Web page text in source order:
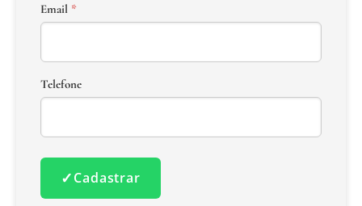
Email *
Telefone
✓Cadastrar